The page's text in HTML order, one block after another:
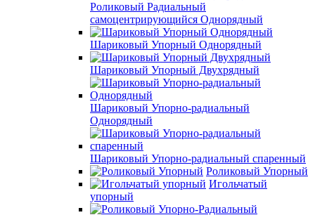
Роликовый Радиальный
самоцентрирующийся Однорядный
Шариковый Упорный Однорядный
Шариковый Упорный Двухрядный
Шариковый Упорно-радиальный
Однорядный
Шариковый Упорно-радиальный спаренный
Роликовый Упорный
Игольчатый
упорный